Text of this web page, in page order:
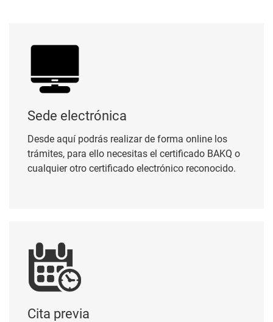
Sede electrónica
Desde aquí podrás realizar de forma online los
trámites, para ello necesitas el certificado BAKQ o
cualquier otro certificado electrónico reconocido.
Cita previa